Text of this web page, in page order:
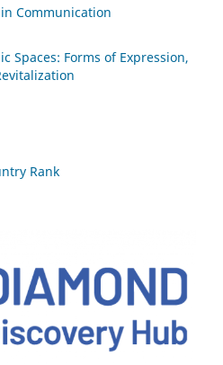
Communication
Spaces: Forms of Expression,